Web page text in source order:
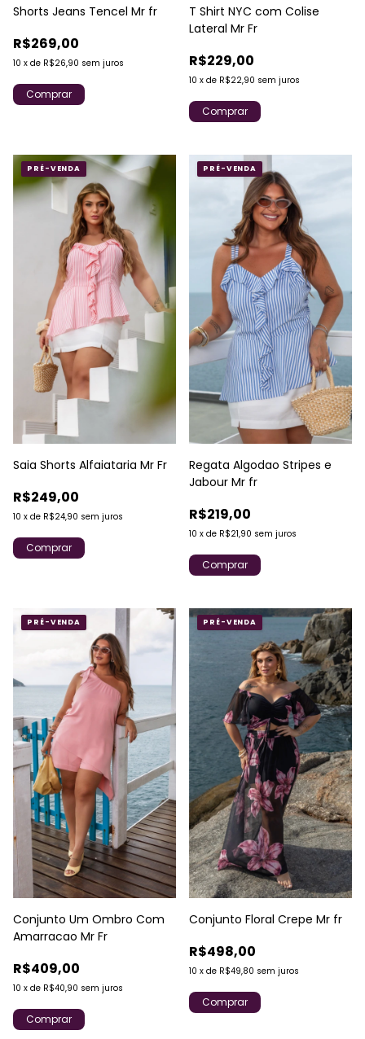
Shorts Jeans Tencel Mr fr
R$269,00
10 x de R$26,90 sem juros
Comprar
T Shirt NYC com Colise
Lateral Mr Fr
R$229,00
10 x de R$22,90 sem juros
Comprar
Saia Shorts Alfaiataria Mr Fr
R$249,00
10 x de R$24,90 sem juros
Comprar
PRÉ-VENDA
Regata Algodao Stripes e
Jabour Mr fr
R$219,00
10 x de R$21,90 sem juros
Comprar
PRÉ-VENDA
Conjunto Um Ombro Com
Amarracao Mr Fr
R$409,00
10 x de R$40,90 sem juros
Comprar
PRÉ-VENDA
Conjunto Floral Crepe Mr fr
R$498,00
10 x de R$49,80 sem juros
Comprar
PRÉ-VENDA